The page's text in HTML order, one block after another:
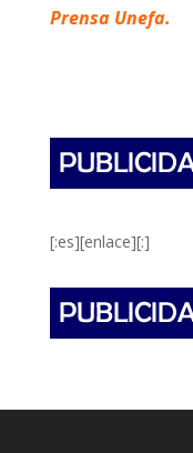
Prensa Unefa.
[:es][enlace][:]